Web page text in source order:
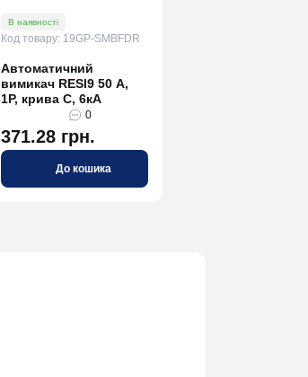
В наявності
Код товару: 19GP-SMBFDR
Автоматичний
вимикач RESI9 50 А,
1P, крива С, 6кА
0
371.28 грн.
До кошика